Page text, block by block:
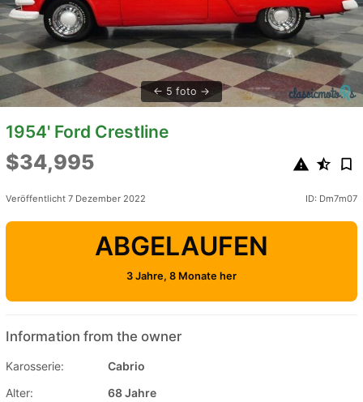
5 foto
1954' Ford Crestline
$34,995
Veröffentlicht 7 Dezember 2022 ID: Dm7m07
ABGELAUFEN
3 Jahre, 8 Monate her
Information from the owner
Karosserie:
Cabrio
Alter:
68 Jahre